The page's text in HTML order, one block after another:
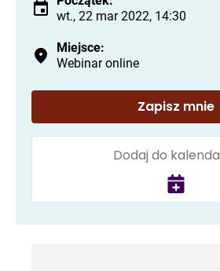
wt., 22 mar 2022, 14:30
Miejsce:
Webinar online
Zapisz mnie
Dodaj do